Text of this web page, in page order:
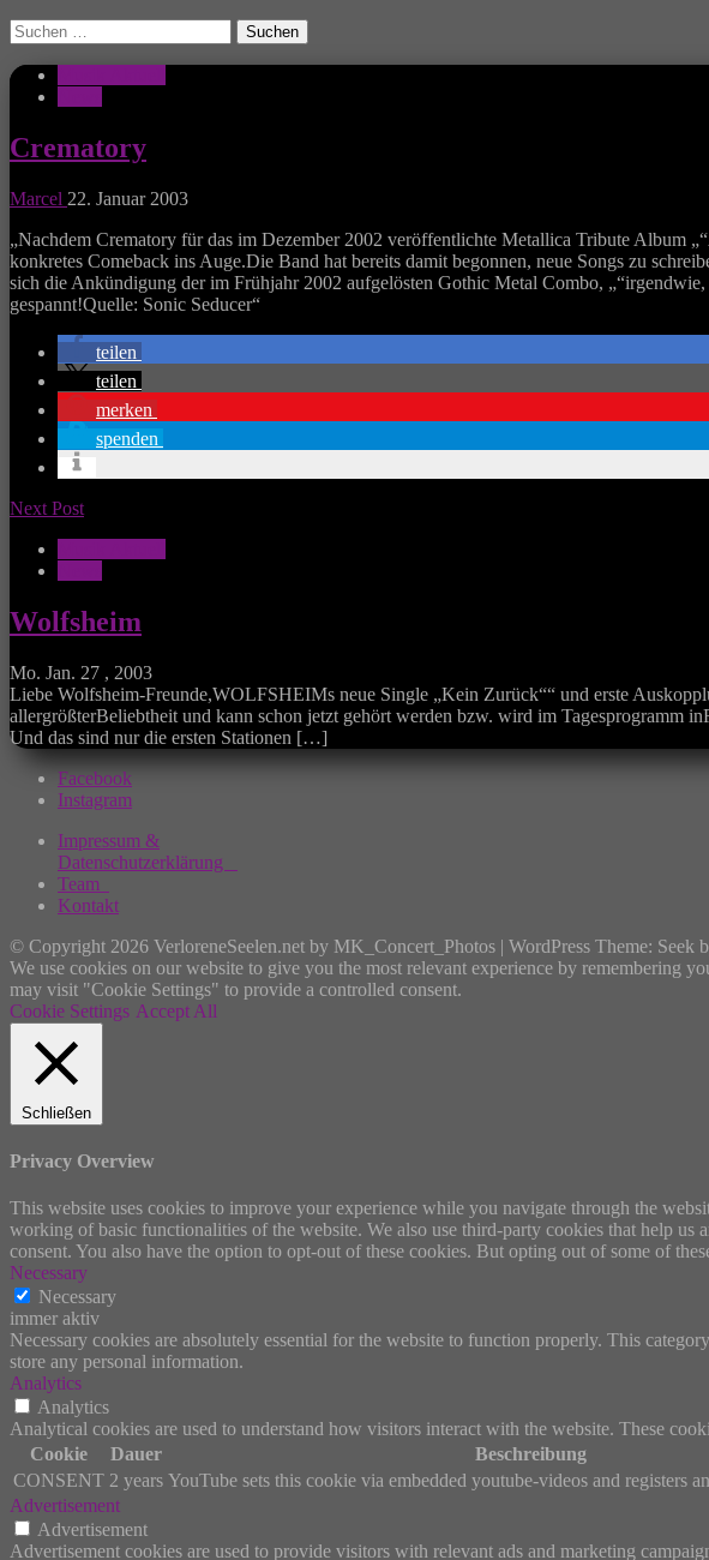
Suchen
nach:
Crematory
Marcel 22. Januar 2003
„Nachdem Crematory für das im Dezember 2002 veröffentlichte Metallica Tribute Album
konkretes Comeback ins Auge.Die Band hat bereits damit begonnen, neue Songs zu
sich die Ankündigung der im Frühjahr 2002 aufgelösten Gothic Metal Combo,
gespannt!Quelle: Sonic Seducer“
teilen
teilen
merken
spenden
Next Post
Wolfsheim
Mo. Jan. 27 , 2003
Liebe Wolfsheim-Freunde,WOLFSHEIMs neue Single „Kein Zurück““ und erste
allergrößterBeliebtheit und kann schon jetzt gehört werden bzw. wird im
Und das sind nur die ersten Stationen […]
Facebook
Instagram
Impressum &
Datenschutzerklärung
Team
Kontakt
© Copyright 2026 VerloreneSeelen.net by MK_Concert_Photos | WordPress Theme: Seek
We use cookies on our website to give you the most relevant experience by remembering
may visit "Cookie Settings" to provide a controlled consent.
Cookie Settings Accept All
Schließen
Privacy Overview
This website uses cookies to improve your experience while you navigate through the
working of basic functionalities of the website. We also use third-party cookies that help
consent. You also have the option to opt-out of these cookies. But opting out of some of
Necessary
Necessary
immer aktiv
Necessary cookies are absolutely essential for the website to function properly. This
store any personal information.
Analytics
Analytics
Analytical cookies are used to understand how visitors interact with the website. These
Cookie
Dauer
Beschreibung
CONSENT 2 years YouTube sets this cookie via embedded youtube-videos and registers
Advertisement
Advertisement
Advertisement cookies are used to provide visitors with relevant ads and marketing